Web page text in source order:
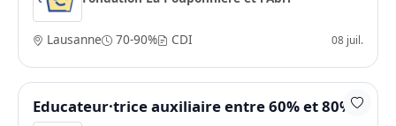
Lausanne 70-90% CDI 08 juil.
Educateur·trice auxiliaire entre 60% et 80%